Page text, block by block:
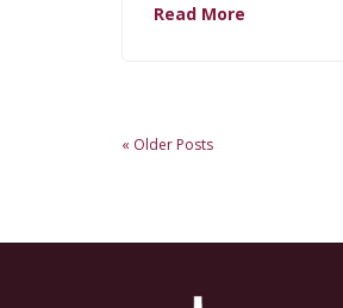
Read More
« Older Posts